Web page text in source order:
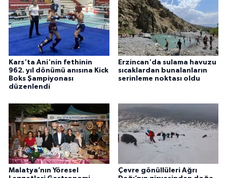
Kars'ta Ani'nin fethinin
962. yıl dönümü anısına Kick
Boks Şampiyonası
düzenlendi
Erzincan'da sulama havuzu
sıcaklardan bunalanların
serinleme noktası oldu
Malatya’nın Yöresel
Çevre gönüllüleri Ağrı